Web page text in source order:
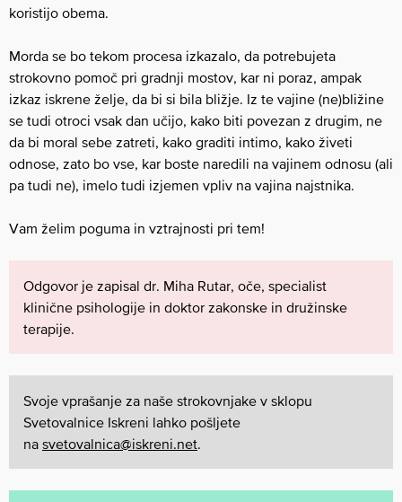
koristijo obema.
Morda se bo tekom procesa izkazalo, da potrebujeta
strokovno pomoč pri gradnji mostov, kar ni poraz, ampak
izkaz iskrene želje, da bi si bila bližje. Iz te vajine (ne)bližine
se tudi otroci vsak dan učijo, kako biti povezan z drugim, ne
da bi moral sebe zatreti, kako graditi intimo, kako živeti
odnose, zato bo vse, kar boste naredili na vajinem odnosu (ali
pa tudi ne), imelo tudi izjemen vpliv na vajina najstnika.
Vam želim poguma in vztrajnosti pri tem!
Odgovor je zapisal dr. Miha Rutar, oče, specialist
klinične psihologije in doktor zakonske in družinske
terapije.
Svoje vprašanje za naše strokovnjake v sklopu
Svetovalnice Iskreni lahko pošljete
na svetovalnica@iskreni.net.